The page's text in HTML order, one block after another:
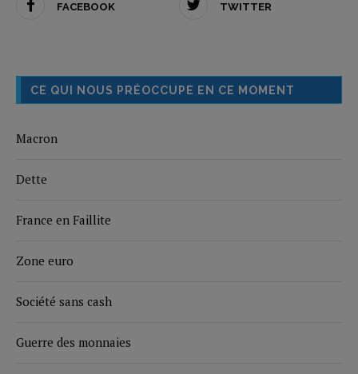
FACEBOOK TWITTER
CE QUI NOUS PRÉOCCUPE EN CE MOMENT
Macron
Dette
France en Faillite
Zone euro
Société sans cash
Guerre des monnaies